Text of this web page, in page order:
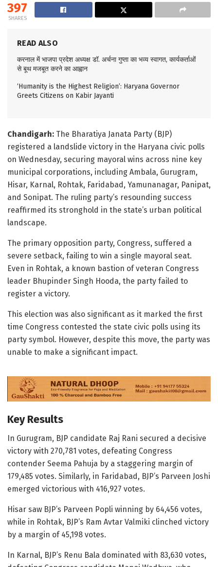
397
SHARES
READ ALSO
करनाल में भाजपा प्रदेश अध्यक्ष डॉ. अर्चना गुप्ता का भव्य स्वागत, कार्यकर्ताओं
से बूथ मजबूत करने का आह्वान
‘Humanity is the Highest Religion’: Haryana Governor
Greets Citizens on Kabir Jayanti
Chandigarh: The Bharatiya Janata Party (BJP)
registered a landslide victory in the Haryana civic polls
on Wednesday, securing mayoral wins across nine key
municipal corporations, including Ambala, Gurugram,
Hisar, Karnal, Rohtak, Faridabad, Yamunanagar, Panipat,
and Sonipat. The ruling party’s resounding success
reaffirmed its stronghold in the state’s urban political
landscape.
The primary opposition party, Congress, suffered a
severe setback, failing to win a single mayoral seat.
Even in Rohtak, a known bastion of veteran Congress
leader Bhupinder Singh Hooda, the party failed to
register a victory.
This election was also significant as it marked the first
time Congress contested the state civic polls using its
party symbol. However, despite this move, the party was
unable to make a significant impact.
Key Results
In Gurugram, BJP candidate Raj Rani secured a decisive
victory with 270,781 votes, defeating Congress
contender Seema Pahuja by a staggering margin of
179,485 votes. Similarly, in Faridabad, BJP’s Parveen Joshi
emerged victorious with 416,927 votes.
Hisar saw BJP’s Parveen Popli winning by 64,456 votes,
while in Rohtak, BJP’s Ram Avtar Valmiki clinched victory
by a margin of 45,198 votes.
In Karnal, BJP’s Renu Bala dominated with 83,630 votes,